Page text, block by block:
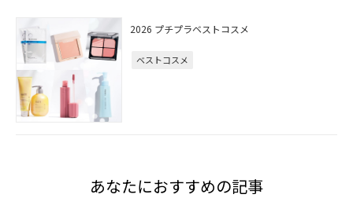
2026 プチプラベストコスメ
ベストコスメ
あなたにおすすめの記事